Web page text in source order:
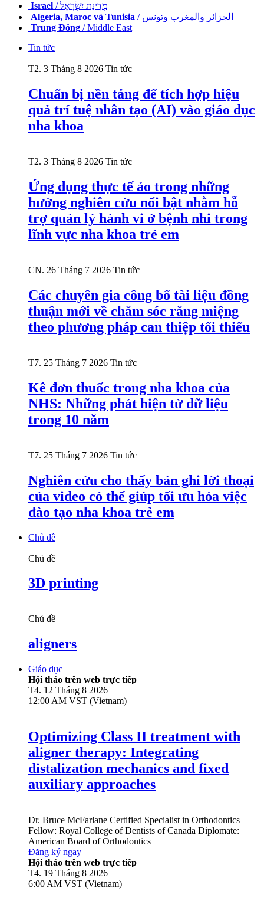
Israel
/ מְדִינַת יִשְׂרָאֵל
Algeria, Maroc và Tunisia
/ الجزائر والمغرب وتونس
Trung Đông / Middle East
Tin tức
T2. 3 Tháng 8 2026 Tin tức
Chuẩn bị nền tảng để tích hợp hiệu
quả trí tuệ nhân tạo (AI) vào giáo dục
nha khoa
T2. 3 Tháng 8 2026 Tin tức
Ứng dụng thực tế ảo trong những
hướng nghiên cứu nổi bật nhằm hỗ
trợ quản lý hành vi ở bệnh nhi trong
lĩnh vực nha khoa trẻ em
CN. 26 Tháng 7 2026 Tin tức
Các chuyên gia công bố tài liệu đồng
thuận mới về chăm sóc răng miệng
theo phương pháp can thiệp tối thiểu
T7. 25 Tháng 7 2026 Tin tức
Kê đơn thuốc trong nha khoa của
NHS: Những phát hiện từ dữ liệu
trong 10 năm
T7. 25 Tháng 7 2026 Tin tức
Nghiên cứu cho thấy bản ghi lời thoại
của video có thể giúp tối ưu hóa việc
đào tạo nha khoa trẻ em
Chủ đề
Chủ đề
3D printing
Chủ đề
aligners
Giáo dục
Hội thảo trên web trực tiếp
T4. 12 Tháng 8 2026
12:00 AM VST (Vietnam)
Optimizing Class II treatment with
aligner therapy: Integrating
distalization mechanics and fixed
auxiliary approaches
Dr. Bruce McFarlane Certified Specialist in Orthodontics
Fellow: Royal College of Dentists of Canada Diplomate:
American Board of Orthodontics
Đăng ký ngay
Hội thảo trên web trực tiếp
T4. 19 Tháng 8 2026
6:00 AM VST (Vietnam)